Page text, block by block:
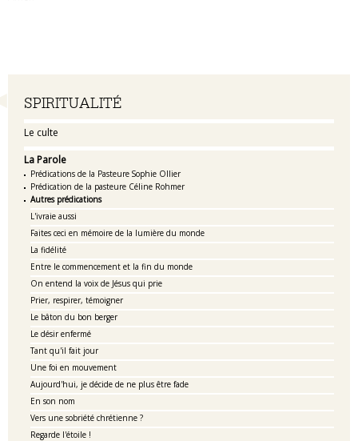
Navigation
SPIRITUALITÉ
Le culte
La Parole
Prédications de la Pasteure Sophie Ollier
Prédication de la pasteure Céline Rohmer
Autres prédications
L'ivraie aussi
Faites ceci en mémoire de la lumière du monde
La fidélité
Entre le commencement et la fin du monde
On entend la voix de Jésus qui prie
Prier, respirer, témoigner
Le bâton du bon berger
Le désir enfermé
Tant qu'il fait jour
Une foi en mouvement
Aujourd'hui, je décide de ne plus être fade
En son nom
Vers une sobriété chrétienne ?
Regarde l'étoile !